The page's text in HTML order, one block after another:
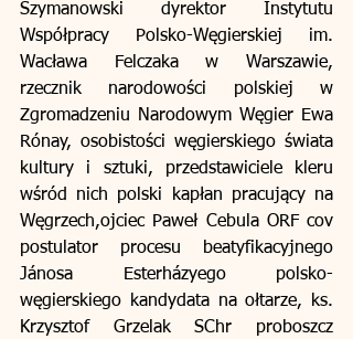
Szymanowski dyrektor Instytutu
Współpracy Polsko-Węgierskiej im.
Wacława Felczaka w Warszawie,
rzecznik narodowości polskiej w
Zgromadzeniu Narodowym Węgier Ewa
Rónay, osobistości węgierskiego świata
kultury i sztuki, przedstawiciele kleru
wśród nich polski kapłan pracujący na
Węgrzech,ojciec Paweł Cebula ORF cov
postulator procesu beatyfikacyjnego
Jánosa Esterházyego polsko-
węgierskiego kandydata na ołtarze, ks.
Krzysztof Grzelak SChr proboszcz